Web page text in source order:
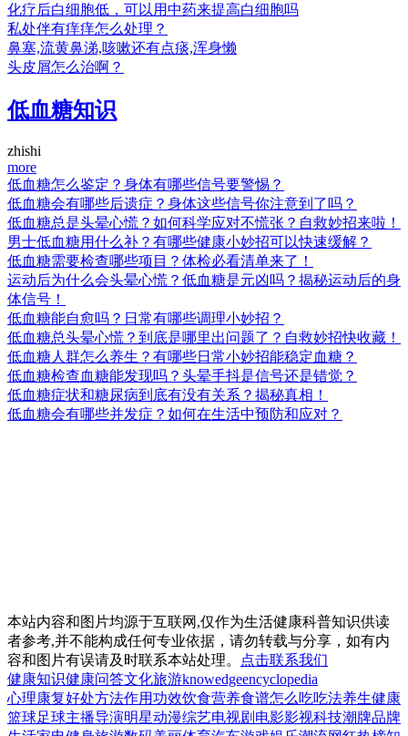
化疗后白细胞低，可以用中药来提高白细胞吗
私处伴有痒痒怎么处理？
鼻塞,流黄鼻涕,咳嗽还有点痰,浑身懒
头皮屑怎么治啊？
低血糖知识
zhishi
more
低血糖怎么鉴定？身体有哪些信号要警惕？
低血糖会有哪些后遗症？身体这些信号你注意到了吗？
低血糖总是头晕心慌？如何科学应对不慌张？自救妙招来啦！
男士低血糖用什么补？有哪些健康小妙招可以快速缓解？
低血糖需要检查哪些项目？体检必看清单来了！
运动后为什么会头晕心慌？低血糖是元凶吗？揭秘运动后的身
体信号！
低血糖能自愈吗？日常有哪些调理小妙招？
低血糖总头晕心慌？到底是哪里出问题了？自救妙招快收藏！
低血糖人群怎么养生？有哪些日常小妙招能稳定血糖？
低血糖检查血糖能发现吗？头晕手抖是信号还是错觉？
低血糖症状和糖尿病到底有没有关系？揭秘真相！
低血糖会有哪些并发症？如何在生活中预防和应对？
本站内容和图片均源于互联网,仅作为生活健康科普知识供读
者参考,并不能构成任何专业依据，请勿转载与分享，如有内
容和图片有误请及时联系本站处理。
点击联系我们
健康知识健康问答文化旅游knowedgeencyclopedia
心理康复好处方法作用功效饮食营养食谱怎么吃吃法养生健康
篮球足球主播导演明星动漫综艺电视剧 电影影视科技潮牌品牌